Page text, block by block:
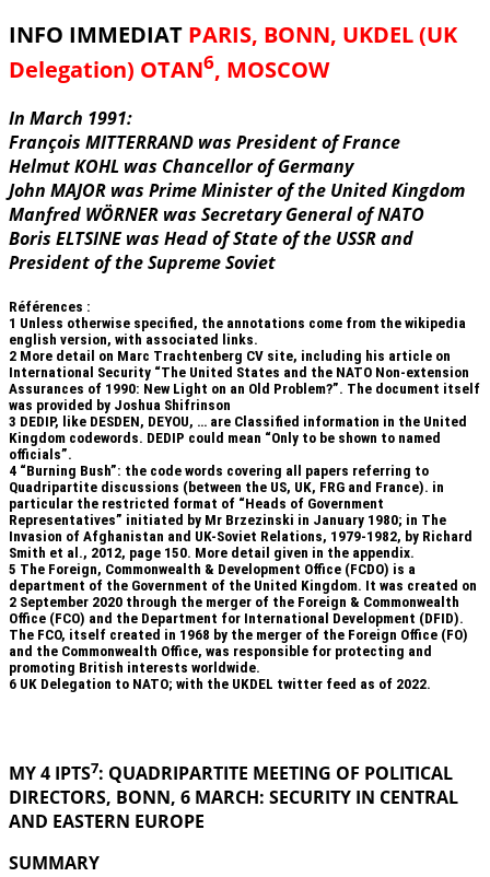
INFO IMMEDIAT PARIS, BONN, UKDEL (UK
Delegation) OTAN6, MOSCOW
In March 1991:
François MITTERRAND was President of France
Helmut KOHL was Chancellor of Germany
John MAJOR was Prime Minister of the United Kingdom
Manfred WÖRNER was Secretary General of NATO
Boris ELTSINE was Head of State of the USSR and
President of the Supreme Soviet
Références :
1 Unless otherwise specified, the annotations come from the wikipedia
english version, with associated links.
2 More detail on Marc Trachtenberg CV site, including his article on
International Security “The United States and the NATO Non-extension
Assurances of 1990: New Light on an Old Problem?”. The document itself
was provided by Joshua Shifrinson
3 DEDIP, like DESDEN, DEYOU, … are Classified information in the United
Kingdom codewords. DEDIP could mean “Only to be shown to named
officials”.
4 “Burning Bush”: the code words covering all papers referring to
Quadripartite discussions (between the US, UK, FRG and France). in
particular the restricted format of “Heads of Government
Representatives” initiated by Mr Brzezinski in January 1980; in The
Invasion of Afghanistan and UK-Soviet Relations, 1979-1982, by Richard
Smith et al., 2012, page 150. More detail given in the appendix.
5 The Foreign, Commonwealth & Development Office (FCDO) is a
department of the Government of the United Kingdom. It was created on
2 September 2020 through the merger of the Foreign & Commonwealth
Office (FCO) and the Department for International Development (DFID).
The FCO, itself created in 1968 by the merger of the Foreign Office (FO)
and the Commonwealth Office, was responsible for protecting and
promoting British interests worldwide.
6 UK Delegation to NATO; with the UKDEL twitter feed as of 2022.
MY 4 IPTS7: QUADRIPARTITE MEETING OF POLITICAL
DIRECTORS, BONN, 6 MARCH: SECURITY IN CENTRAL
AND EASTERN EUROPE
SUMMARY